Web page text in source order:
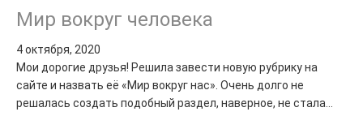
Мир вокруг человека
4 октября, 2020
Мои дорогие друзья! Решила завести новую рубрику на
сайте и назвать её «Мир вокруг нас». Очень долго не
решалась создать подобный раздел, наверное, не стала…